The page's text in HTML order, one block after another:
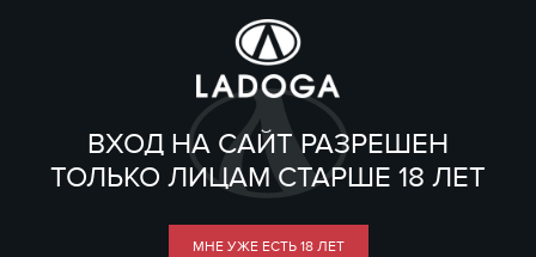
ВХОД НА САЙТ РАЗРЕШЕН
ТОЛЬКО ЛИЦАМ СТАРШЕ 18 ЛЕТ
МНЕ УЖЕ ЕСТЬ 18 ЛЕТ